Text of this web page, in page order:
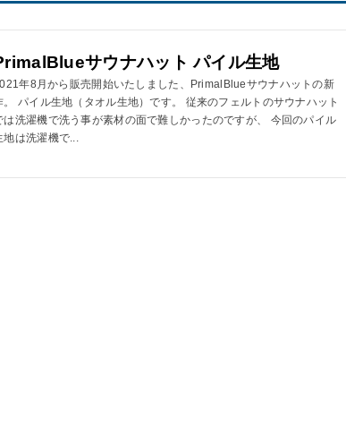
サウナハット パイル生地
年8月から販売開始いたしました、PrimalBlueサウナハットの新
。 パイル生地（タオル生地）です。 従来のフェルトのサウナハット
は洗濯機で洗う事が素材の面で難しかったのですが、 今回のパイル
地は洗濯機で...